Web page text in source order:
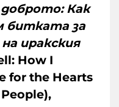
Как
битката за
иракския
How I
for the Hearts